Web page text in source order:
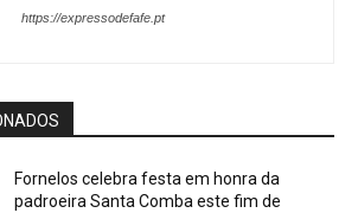
https://expressodefafe.pt
Fornelos celebra festa em honra da
padroeira Santa Comba este fim de